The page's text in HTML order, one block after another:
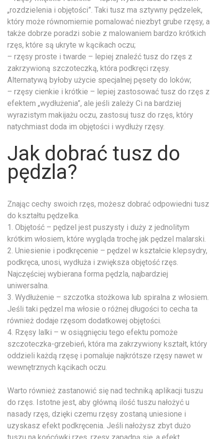
„rozdzielenia i objętości”. Taki tusz ma sztywny pędzelek,
który może równomiernie pomalować niezbyt grube rzęsy, a
także dobrze poradzi sobie z malowaniem bardzo krótkich
rzęs, które są ukryte w kącikach oczu;
– rzęsy proste i twarde – lepiej znaleźć tusz do rzęs z
zakrzywioną szczoteczką, która podkręci rzęsy.
Alternatywą byłoby użycie specjalnej pęsety do loków;
– rzęsy cienkie i krótkie – lepiej zastosować tusz do rzęs z
efektem „wydłużenia”, ale jeśli zależy Ci na bardziej
wyrazistym makijażu oczu, zastosuj tusz do rzęs, który
natychmiast doda im objętości i wydłuży rzęsy.
Jak dobrać tusz do
pędzla?
Znając cechy swoich rzęs, możesz dobrać odpowiedni tusz
do kształtu pędzelka.
1. Objętość – pędzel jest puszysty i duży z jednolitym
krótkim włosiem, które wygląda trochę jak pędzel malarski.
2. Uniesienie i podkręcenie – pędzel w kształcie klepsydry,
podkręca, unosi, wydłuża i zwiększa objętość rzęs.
Najczęściej wybierana forma pędzla, najbardziej
uniwersalna.
3. Wydłużenie – szczotka stożkowa lub spiralna z włosiem.
Jeśli taki pędzel ma włosie o różnej długości to cecha ta
również dodaje rzęsom dodatkowej objętości.
4. Rzęsy lalki – w osiągnięciu tego efektu pomoże
szczoteczka-grzebień, która ma zakrzywiony kształt, który
oddzieli każdą rzęsę i pomaluje najkrótsze rzęsy nawet w
wewnętrznych kącikach oczu.
Warto również zastanowić się nad techniką aplikacji tuszu
do rzęs. Istotne jest, aby główną ilość tuszu nałożyć u
nasady rzęs, dzięki czemu rzęsy zostaną uniesione i
uzyskasz efekt podkręcenia. Jeśli nałożysz zbyt dużo